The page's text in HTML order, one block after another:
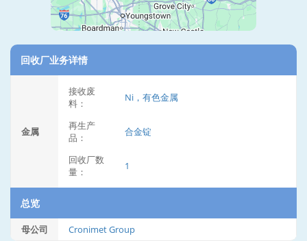
回收厂业务详情
金属
接收废
料：
Ni，有色金属
再生产
品：
合金锭
回收厂数
量：
1
总览
母公司 Cronimet Group